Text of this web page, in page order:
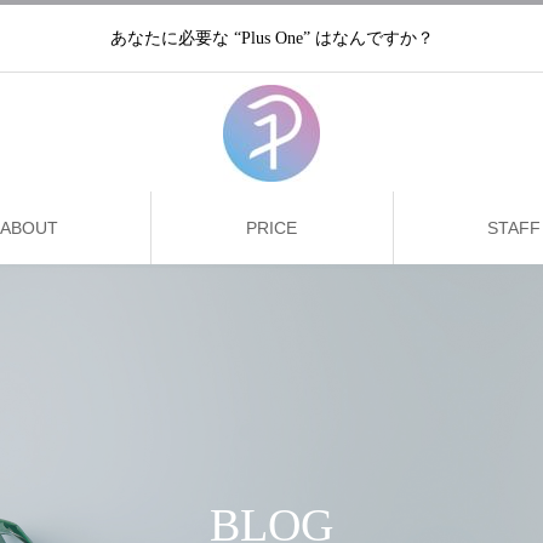
あなたに必要な “Plus One” はなんですか？
ABOUT PRICE STAFF
BLOG